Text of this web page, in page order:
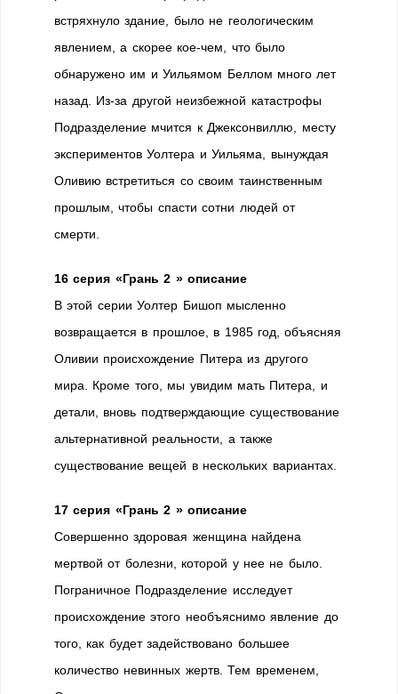
встряхнуло здание, было не геологическим
явлением, а скорее кое-чем, что было
обнаружено им и Уильямом Беллом много лет
назад. Из-за другой неизбежной катастрофы
Подразделение мчится к Джексонвиллю, месту
экспериментов Уолтера и Уильяма, вынуждая
Оливию встретиться со своим таинственным
прошлым, чтобы спасти сотни людей от
смерти.
16 серия «Грань 2 » описание
В этой серии Уолтер Бишоп мысленно
возвращается в прошлое, в 1985 год, объясняя
Оливии происхождение Питера из другого
мира. Кроме того, мы увидим мать Питера, и
детали, вновь подтверждающие существование
альтернативной реальности, а также
существование вещей в нескольких вариантах.
17 серия «Грань 2 » описание
Совершенно здоровая женщина найдена
мертвой от болезни, которой у нее не было.
Пограничное Подразделение исследует
происхождение этого необъяснимо явление до
того, как будет задействовано большее
количество невинных жертв. Тем временем,